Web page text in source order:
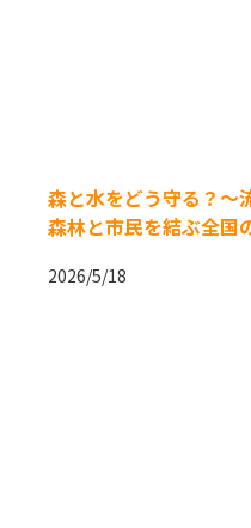
森と水をどう守る？～
森林と市民を結ぶ全国
2026/5/18